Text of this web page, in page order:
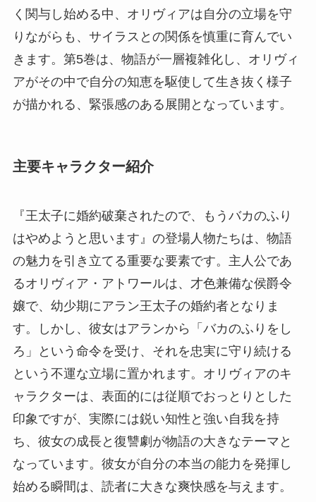
く関与し始める中、オリヴィアは自分の立場を守
りながらも、サイラスとの関係を慎重に育んでい
きます。第5巻は、物語が一層複雑化し、オリヴィ
アがその中で自分の知恵を駆使して生き抜く様子
が描かれる、緊張感のある展開となっています。
主要キャラクター紹介
『王太子に婚約破棄されたので、もうバカのふり
はやめようと思います』の登場人物たちは、物語
の魅力を引き立てる重要な要素です。主人公であ
るオリヴィア・アトワールは、才色兼備な侯爵令
嬢で、幼少期にアラン王太子の婚約者となりま
す。しかし、彼女はアランから「バカのふりをし
ろ」という命令を受け、それを忠実に守り続ける
という不運な立場に置かれます。オリヴィアのキ
ャラクターは、表面的には従順でおっとりとした
印象ですが、実際には鋭い知性と強い自我を持
ち、彼女の成長と復讐劇が物語の大きなテーマと
なっています。彼女が自分の本当の能力を発揮し
始める瞬間は、読者に大きな爽快感を与えます。